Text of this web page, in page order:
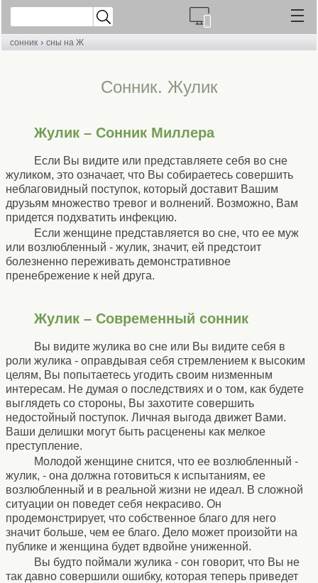
сонник › сны на Ж
Cонник. Жулик
Жулик – Сонник Миллера
Если Вы видите или представляете себя во сне
жуликом, это означает, что Вы собираетесь совершить
неблаговидный поступок, который доставит Вашим
друзьям множество тревог и волнений. Возможно, Вам
придется подхватить инфекцию.
Если женщине представляется во сне, что ее муж
или возлюбленный - жулик, значит, ей предстоит
болезненно переживать демонстративное
пренебрежение к ней друга.
Жулик – Современный сонник
Вы видите жулика во сне или Вы видите себя в
роли жулика - оправдывая себя стремлением к высоким
целям, Вы попытаетесь угодить своим низменным
интересам. Не думая о последствиях и о том, как будете
выглядеть со стороны, Вы захотите совершить
недостойный поступок. Личная выгода движет Вами.
Ваши делишки могут быть расценены как мелкое
преступление.
Молодой женщине снится, что ее возлюбленный -
жулик, - она должна готовиться к испытаниям, ее
возлюбленный и в реальной жизни не идеал. В сложной
ситуации он поведет себя некрасиво. Он
продемонстрирует, что собственное благо для него
значит больше, чем ее благо. Дело может произойти на
публике и женщина будет вдвойне униженной.
Вы будто поймали жулика - сон говорит, что Вы не
так давно совершили ошибку, которая теперь приведет